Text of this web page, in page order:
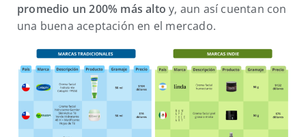
promedio un 200% más alto y, aun así cuentan con
una buena aceptación en el mercado.